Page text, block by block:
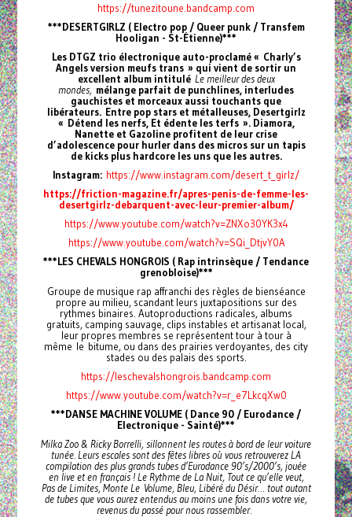
https://tunezitoune.bandcamp.com
***DESERTGIRLZ ( Electro pop / Queer punk / Transfem
Hooligan - St-Étienne)***
Les DTGZ trio électronique auto-proclamé « Charly’s
Angels version meufs trans » qui vient de sortir un
excellent album intitulé Le meilleur des deux
mondes, mélange parfait de punchlines, interludes
gauchistes et morceaux aussi touchants que
libérateurs. Entre pop stars et métalleuses, Desertgirlz
« Détend les nerfs, Et édente les terfs ». Diamora,
Nanette et Gazoline profitent de leur crise
d’adolescence pour hurler dans des micros sur un tapis
de kicks plus hardcore les uns que les autres.
Instagram: https://www.instagram.com/desert_t_girlz/
https://friction-magazine.fr/apres-penis-de-femme-les-
desertgirlz-debarquent-avec-leur-premier-album/
https://www.youtube.com/watch?v=ZNXo30YK3x4
https://www.youtube.com/watch?v=SQi_DtjvY0A
***LES CHEVALS HONGROIS ( Rap intrinsèque / Tendance
grenobloise)***
Groupe de musique rap affranchi des règles de bienséance
propre au milieu, scandant leurs juxtapositions sur des
rythmes binaires. Autoproductions radicales, albums
gratuits, camping sauvage, clips instables et artisanat local,
leur propres membres se représentent tour à tour à
même le bitume, ou dans des prairies verdoyantes, des city
stades ou des palais des sports.
https://leschevalshongrois.bandcamp.com
https://www.youtube.com/watch?v=r_e7LkcqXw0
***DANSE MACHINE VOLUME ( Dance 90 / Eurodance /
Electronique - Sainté)***
Milka Zoo & Ricky Borrelli, sillonnent les routes à bord de leur voiture
tunée. Leurs escales sont des fêtes libres où vous retrouverez LA
compilation des plus grands tubes d’Eurodance 90’s/2000’s, jouée
en live et en français ! Le Rythme de La Nuit, Tout ce qu’elle veut,
Pas de Limites, Monte Le Volume, Bleu, Libéré du Désir… tout autant
de tubes que vous aurez entendus au moins une fois dans votre vie,
revenus du passé pour nous rassembler.